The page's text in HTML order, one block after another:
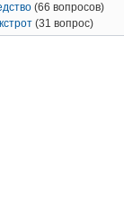
(66 вопросов)
(31 вопрос)